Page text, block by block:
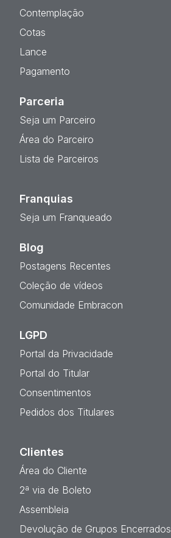
Contemplação
Cotas
Lance
Pagamento
Parceria
Seja um Parceiro
Área do Parceiro
Lista de Parceiros
Franquias
Seja um Franqueado
Blog
Postagens Recentes
Coleção de vídeos
Comunidade Embracon
LGPD
Portal da Privacidade
Portal do Titular
Consentimentos
Pedidos dos Titulares
Clientes
Área do Cliente
2ª via de Boleto
Assembleia
Devolução de Grupos Encerrados